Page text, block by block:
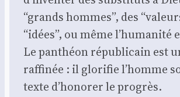
“grands hommes”, des
“idées”, ou même l’humanité
Le pan­théon répu­bli­cain est
raf­fi­née : il glo­ri­fie l’homme
texte d’honorer le pro­grès.